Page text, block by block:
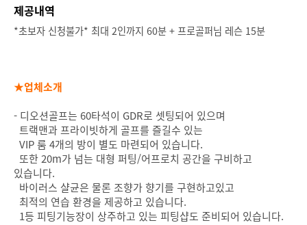
제공내역
*초보자 신청불가* 최대 2인까지 60분 + 프로골퍼님 레슨 15분
★업체소개
- 디오션골프는 60타석이 GDR로 셋팅되어 있으며
트랙맨과 프라이빗하게 골프를 즐길수 있는
VIP 룸 4개의 방이 별도 마련되어 있습니다.
또한 20m가 넘는 대형 퍼팅/어프로치 공간을 구비하고
있습니다.
바이러스 샬균은 물론 조향가 향기를 구현하고있고
최적의 연습 환경을 제공하고 있습니다.
1등 피팅기능장이 상주하고 있는 피팅샵도 준비되어 있습니다.